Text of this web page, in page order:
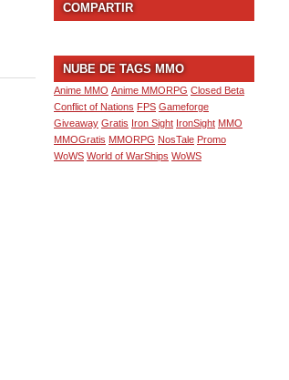
COMPARTIR
NUBE DE TAGS MMO
Anime MMO Anime MMORPG Closed Beta
Conflict of Nations FPS Gameforge
Giveaway Gratis Iron Sight IronSight MMO
MMOGratis MMORPG NosTale Promo
WoWS World of WarShips WoWS